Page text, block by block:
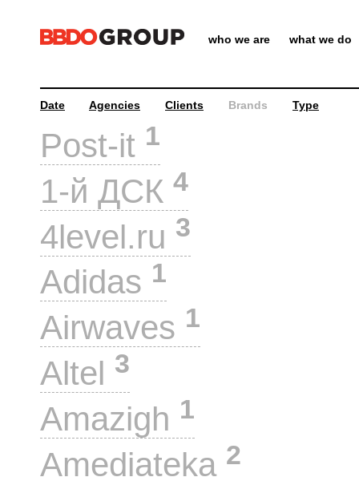
who we are what we do
Date Agencies Clients Brands Type
Post-it 1
1-й ДСК 4
4level.ru 3
Adidas 1
Airwaves 1
Altel 3
Amazigh 1
Amediateka 2